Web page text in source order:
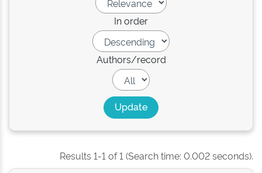
In order
Authors/record
Results 1-1 of 1 (Search time: 0.002 seconds).